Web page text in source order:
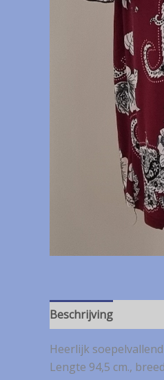
Beschrijving
Heerlijk
Lengte 94,5 cm.,